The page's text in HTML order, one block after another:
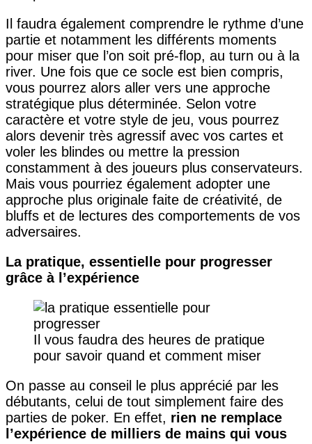
Il faudra également comprendre le rythme d’une
partie et notamment les différents moments
pour miser que l’on soit pré-flop, au turn ou à la
river. Une fois que ce socle est bien compris,
vous pourrez alors aller vers une approche
stratégique plus déterminée. Selon votre
caractère et votre style de jeu, vous pourrez
alors devenir très agressif avec vos cartes et
voler les blindes ou mettre la pression
constamment à des joueurs plus conservateurs.
Mais vous pourriez également adopter une
approche plus originale faite de créativité, de
bluffs et de lectures des comportements de vos
adversaires.
La pratique, essentielle pour progresser
grâce à l’expérience
Il vous faudra des heures de pratique
pour savoir quand et comment miser
On passe au conseil le plus apprécié par les
débutants, celui de tout simplement faire des
parties de poker. En effet, rien ne remplace
l’expérience de milliers de mains qui vous